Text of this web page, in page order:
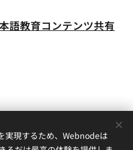
語教育コンテンツ共有
実現するため、Webnodeは